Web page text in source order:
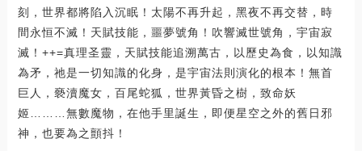
刻，世界都將陷入沉眠！太陽不再升起，黑夜不再交替，時
間永恒不滅！天賦技能，噩夢號角！吹響滅世號角，宇宙寂
滅！++=真理圣靈，天賦技能追溯萬古，以歷史為食，以知識
為矛，祂是一切知識的化身，是宇宙法則演化的根本！無首
巨人，褻瀆魔女，百尾蛇狐，世界黃昏之樹，致命妖
姬………無數魔物，在他手里誕生，即便星空之外的舊日邪
神，也要為之顫抖！